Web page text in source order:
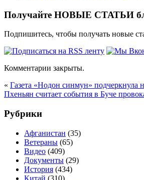
Получайте НОВЫЕ СТАТЬИ
Подпишитесь, чтобы получать новые
Комментарии закрыты.
« Газета «Нодон синмун» подчеркнула
Пхеньян считает события в Буче
Рубрики
Афганистан (35)
Ветераны (65)
Видео (409)
Документы (29)
История (434)
Китай (310)